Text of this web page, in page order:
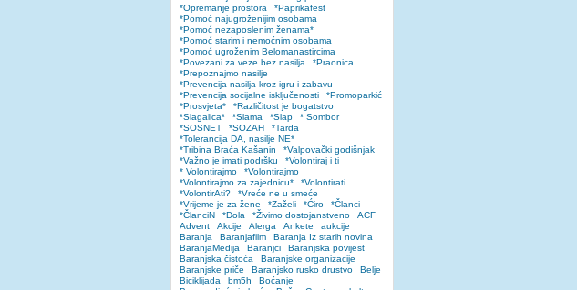
*Opremanje prostora
*Paprikafest
*Pomoć najugroženijim osobama
*Pomoć nezaposlenim ženama*
*Pomoć starim i nemoćnim osobama
*Pomoć ugroženim Belomanastircima
*Povezani za veze bez nasilja
*Praonica
*Prepoznajmo nasilje
*Prevencija nasilja kroz igru i zabavu
*Prevencija socijalne isključenosti
*Promoparkić
*Prosvjeta*
*Različitost je bogatstvo
*Slagalica*
*Slama *Slap
* Sombor
*SOSNET
*SOZAH
*Tarda
*Tolerancija DA, nasilje NE*
*Tribina Braća Kašanin
*Valpovački godišnjak
*Važno je imati podršku
*Volontiraj i ti
* Volontirajmo
*Volontirajmo
*Volontirajmo za zajednicu*
*Volontirati
*VolontirAti?
*Vreće ne u smeće
*Vrijeme je za žene
*Zaželi *Ćiro
*Članci
*ČlanciN
*Đola *Živimo dostojanstveno
ACF
Advent
Akcije Alerga Ankete
aukcije
Baranja
Baranjafilm
Baranja Iz starih novina
BaranjaMedija
Baranjci
Baranjska povijest
Baranjska čistoća
Baranjske organizacije
Baranjske priče
Baranjsko rusko drustvo
Belje
Biciklijada
bm5h
Boćanje